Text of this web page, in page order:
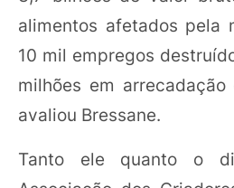
alimentos afetados pela
10 mil empregos
milhões em
avaliou Bressane.
Tanto ele quanto o